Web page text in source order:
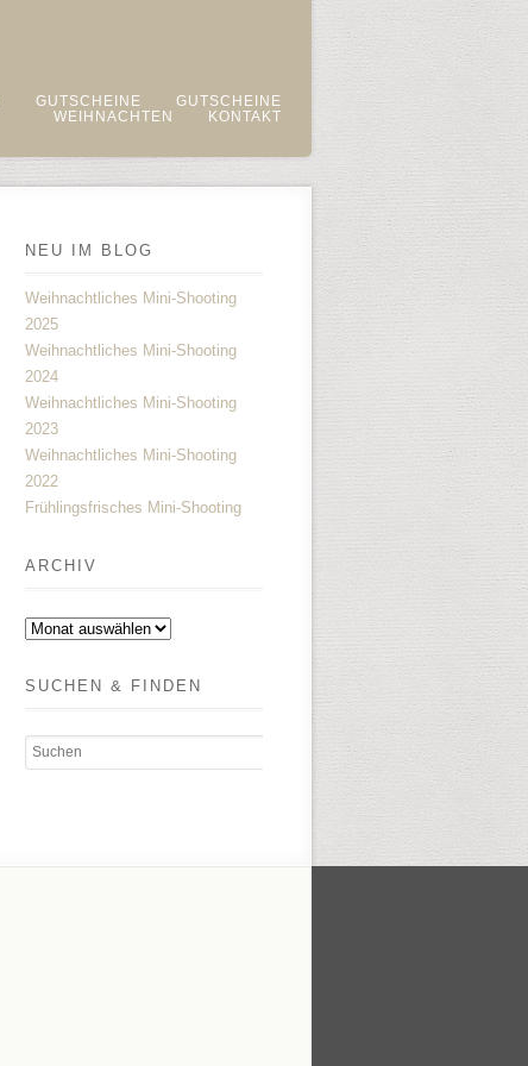
GUTSCHEINE
GUTSCHEINE
WEIHNACHTEN
KONTAKT
NEU IM BLOG
Weihnachtliches Mini-Shooting
2025
Weihnachtliches Mini-Shooting
2024
Weihnachtliches Mini-Shooting
2023
Weihnachtliches Mini-Shooting
2022
Frühlingsfrisches Mini-Shooting
ARCHIV
Archiv
SUCHEN & FINDEN